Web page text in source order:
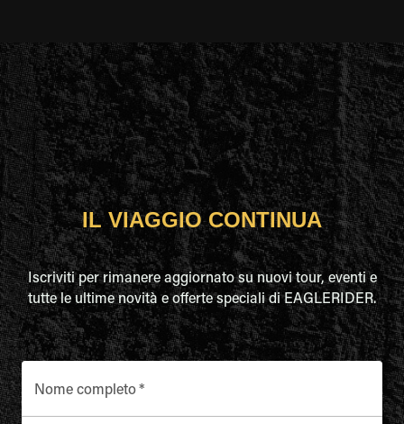
IL VIAGGIO CONTINUA
Iscriviti per rimanere aggiornato su nuovi tour, eventi e
tutte le ultime novità e offerte speciali di EAGLERIDER.
Nome completo*